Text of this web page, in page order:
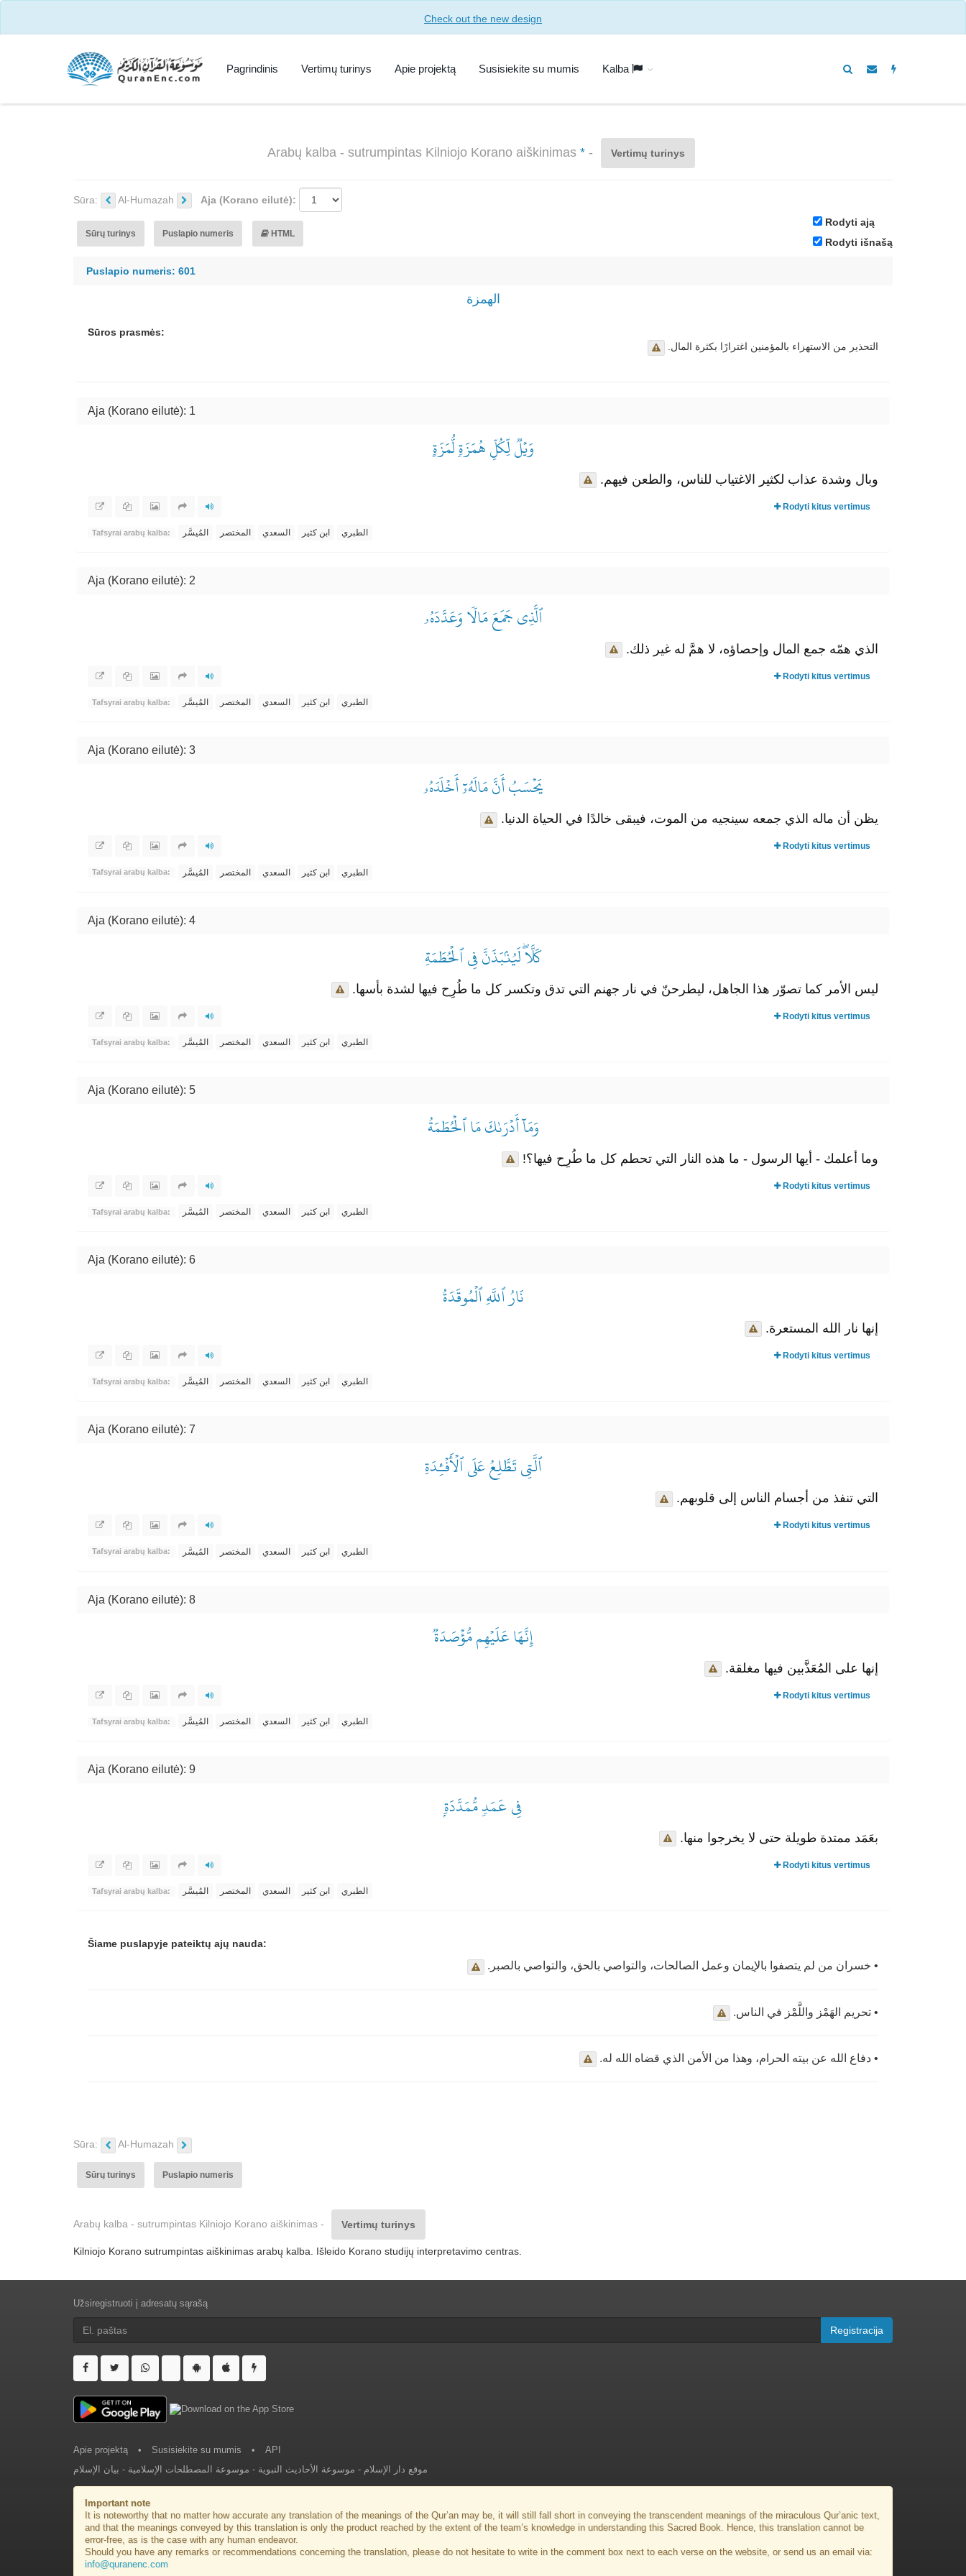
Check out the new design
Pagrindinis Vertimų turinys Apie projektą Susisiekite su mumis Kalba
Arabų kalba - sutrumpintas Kilniojo Korano aiškinimas *- Vertimų turinys
Sūra: Al-Humazah Aja (Korano eilutė):
Sūrų turinys Puslapio numeris HTML
Rodyti ają
Rodyti išnašą
Puslapio numeris: 601
الهمزة
Sūros prasmės:
التحذير من الاستهزاء بالمؤمنين اغترارًا بكثرة المال.
Aja (Korano eilutė): 1
وَيۡلٞ لِّكُلِّ هُمَزَةٖ لُّمَزَةٍ
وبال وشدة عذاب لكثير الاغتياب للناس، والطعن فيهم.
Rodyti kitus vertimus
Tafsyrai arabų kalba: المُيسَّر المختصر السعدي ابن كثير الطبري
Aja (Korano eilutė): 2
ٱلَّذِي جَمَعَ مَالٗا وَعَدَّدَهُۥ
الذي همّه جمع المال وإحصاؤه، لا همَّ له غير ذلك.
Rodyti kitus vertimus
Tafsyrai arabų kalba: المُيسَّر المختصر السعدي ابن كثير الطبري
Aja (Korano eilutė): 3
يَحۡسَبُ أَنَّ مَالَهُۥٓ أَخۡلَدَهُۥ
يظن أن ماله الذي جمعه سينجيه من الموت، فيبقى خالدًا في الحياة الدنيا.
Rodyti kitus vertimus
Tafsyrai arabų kalba: المُيسَّر المختصر السعدي ابن كثير الطبري
Aja (Korano eilutė): 4
كَلَّاۖ لَيُنۢبَذَنَّ فِي ٱلۡحُطَمَةِ
ليس الأمر كما تصوّر هذا الجاهل، ليطرحنّ في نار جهنم التي تدق وتكسر كل ما طُرِح فيها لشدة بأسها.
Rodyti kitus vertimus
Tafsyrai arabų kalba: المُيسَّر المختصر السعدي ابن كثير الطبري
Aja (Korano eilutė): 5
وَمَآ أَدۡرَىٰكَ مَا ٱلۡحُطَمَةُ
وما أعلمك - أيها الرسول - ما هذه النار التي تحطم كل ما طُرِح فيها؟!
Rodyti kitus vertimus
Tafsyrai arabų kalba: المُيسَّر المختصر السعدي ابن كثير الطبري
Aja (Korano eilutė): 6
نَارُ ٱللَّهِ ٱلۡمُوقَدَةُ
إنها نار الله المستعرة.
Rodyti kitus vertimus
Tafsyrai arabų kalba: المُيسَّر المختصر السعدي ابن كثير الطبري
Aja (Korano eilutė): 7
ٱلَّتِي تَطَّلِعُ عَلَى ٱلۡأَفۡـِٔدَةِ
التي تنفذ من أجسام الناس إلى قلوبهم.
Rodyti kitus vertimus
Tafsyrai arabų kalba: المُيسَّر المختصر السعدي ابن كثير الطبري
Aja (Korano eilutė): 8
إِنَّهَا عَلَيۡهِم مُّؤۡصَدَةٞ
إنها على المُعَذَّبين فيها مغلقة.
Rodyti kitus vertimus
Tafsyrai arabų kalba: المُيسَّر المختصر السعدي ابن كثير الطبري
Aja (Korano eilutė): 9
فِي عَمَدٖ مُّمَدَّدَةِۭ
بعَمَد ممتدة طويلة حتى لا يخرجوا منها.
Rodyti kitus vertimus
Tafsyrai arabų kalba: المُيسَّر المختصر السعدي ابن كثير الطبري
Šiame puslapyje pateiktų ajų nauda:
• خسران من لم يتصفوا بالإيمان وعمل الصالحات، والتواصي بالحق، والتواصي بالصبر.
• تحريم الهَمْز واللَّمْز في الناس.
• دفاع الله عن بيته الحرام، وهذا من الأمن الذي قضاه الله له.
Sūra: Al-Humazah
Sūrų turinys Puslapio numeris
Arabų kalba - sutrumpintas Kilniojo Korano aiškinimas - Vertimų turinys
Kilniojo Korano sutrumpintas aiškinimas arabų kalba. Išleido Korano studijų interpretavimo centras.
Užsiregistruoti į adresatų sąrašą
Registracija
Apie projektą • Susisiekite su mumis •
API
موقع دار الإسلام - موسوعة الأحاديث النبوية - موسوعة المصطلحات الإسلامية - بيان الإسلام
Important note
It is noteworthy that no matter how accurate any translation of the meanings of the Qur’an may be, it will still fall short in conveying the transcendent meanings of the miraculous Qur’anic text,
and that the meanings conveyed by this translation is only the product reached by the extent of the team’s knowledge in understanding this Sacred Book. Hence, this translation cannot be
error-free, as is the case with any human endeavor.
Should you have any remarks or recommendations concerning the translation, please do not hesitate to write in the comment box next to each verse on the website, or send us an email via:
info@quranenc.com